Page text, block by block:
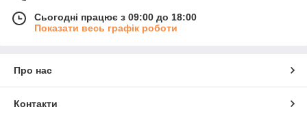
Сьогодні працює з 09:00 до 18:00
Показати весь графік роботи
Про нас
Контакти